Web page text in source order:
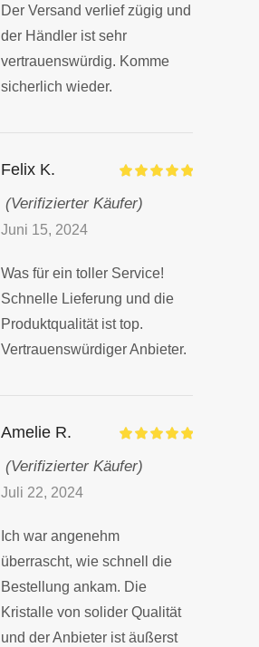
Der Versand verlief zügig und
der Händler ist sehr
vertrauenswürdig. Komme
sicherlich wieder.
Felix K.
(Verifizierter Käufer)
Juni 15, 2024
Was für ein toller Service!
Schnelle Lieferung und die
Produktqualität ist top.
Vertrauenswürdiger Anbieter.
Amelie R.
(Verifizierter Käufer)
Juli 22, 2024
Ich war angenehm
überrascht, wie schnell die
Bestellung ankam. Die
Kristalle von solider Qualität
und der Anbieter ist äußerst